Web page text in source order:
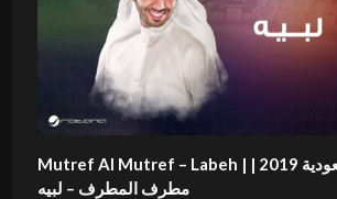
Mutref Al Mutref – Labeh | جلسات السعودية 2019 |
مطرف المطرف – لبيه